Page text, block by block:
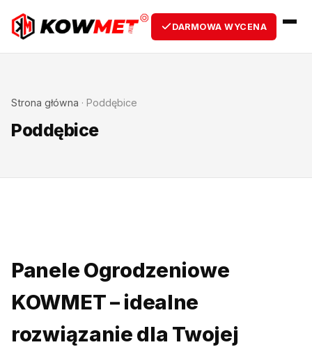
DARMOWA WYCENA
Strona główna · Poddębice
Poddębice
Panele Ogrodzeniowe
KOWMET – idealne
rozwiązanie dla Twojej